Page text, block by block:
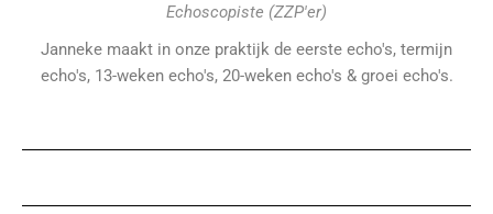
Echoscopiste (ZZP'er)
Janneke maakt in onze praktijk de eerste echo's, termijn
echo's, 13-weken echo's, 20-weken echo's & groei echo's.